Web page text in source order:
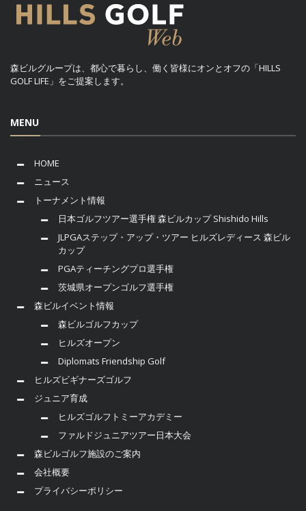
森ビルグループは、都心で暮らし、働く皆様にオンとオフの「HILLS
GOLF LIFE」をご提案します。
MENU
HOME
ニュース
トーナメント情報
日本ゴルフツアー選手権 森ビルカップ Shishido Hills
JLPGAステップ・アップ・ツアー ヒルズレディース 森ビル
カップ
PGAティーチングプロ選手権
茨城県オープンゴルフ選手権
森ビルイベント情報
森ビルゴルフカップ
ヒルズオープン
Diplomats Friendship Golf
ヒルズビギナーズゴルフ
ジュニア育成
ヒルズゴルフトミーアカデミー
ファルドジュニアツアー日本大会
森ビルゴルフ施設のご案内
会社概要
プライバシーポリシー